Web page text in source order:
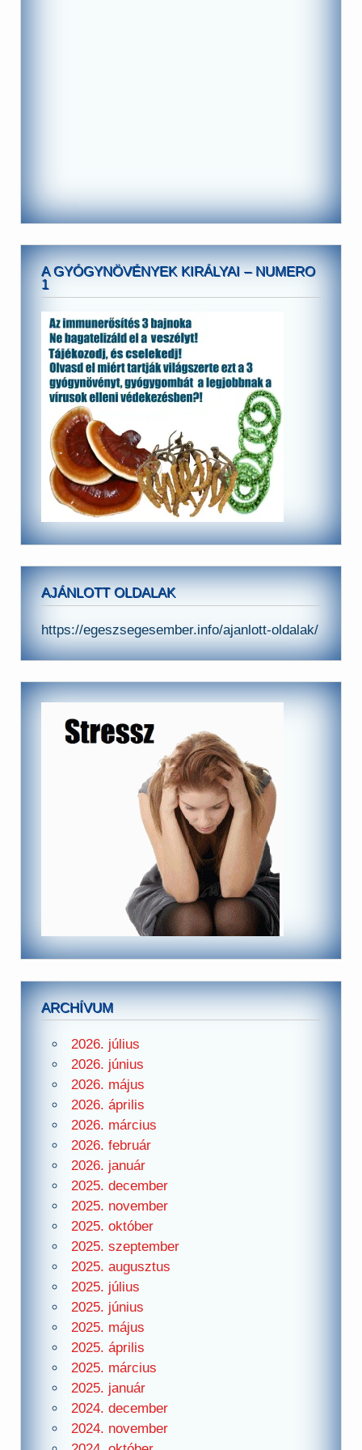
A GYÓGYNÖVÉNYEK KIRÁLYAI – NUMERO
1
AJÁNLOTT OLDALAK
https://egeszsegesember.info/ajanlott-oldalak/
ARCHÍVUM
2026. július
2026. június
2026. május
2026. április
2026. március
2026. február
2026. január
2025. december
2025. november
2025. október
2025. szeptember
2025. augusztus
2025. július
2025. június
2025. május
2025. április
2025. március
2025. január
2024. december
2024. november